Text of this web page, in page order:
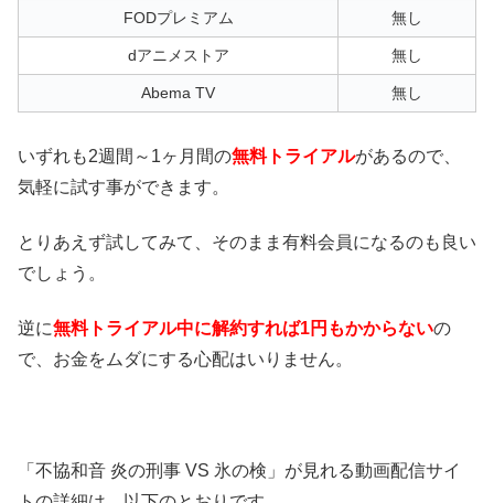
FODプレミアム 無し
dアニメストア 無し
Abema TV 無し
いずれも2週間～1ヶ月間の無料トライアルがあるので、
気軽に試す事ができます。
とりあえず試してみて、そのまま有料会員になるのも良い
でしょう。
逆に無料トライアル中に解約すれば1円もかからないの
で、お金をムダにする心配はいりません。
「不協和音 炎の刑事 VS 氷の検」が見れる動画配信サイ